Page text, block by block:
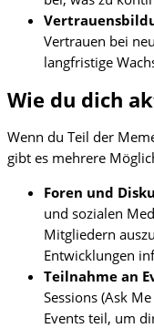
Vertrauen bei
langfristige
Wie du dich
Wenn du Teil der
gibt es mehrere
Foren und
und sozialen
Mitgliedern
Entwicklungen
Teilnahme an
Sessions (Ask
Events teil, um